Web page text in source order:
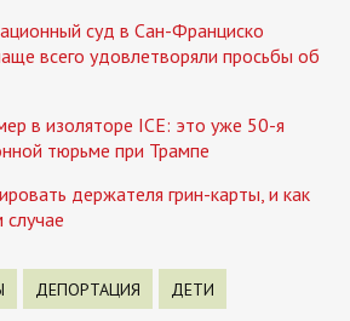
суд в Сан-Франциско
всего удовлетворяли просьбы об
в изоляторе ICE: это уже 50-я
тюрьме при Трампе
держателя грин-карты, и как
случае
ДЕПОРТАЦИЯ ДЕТИ